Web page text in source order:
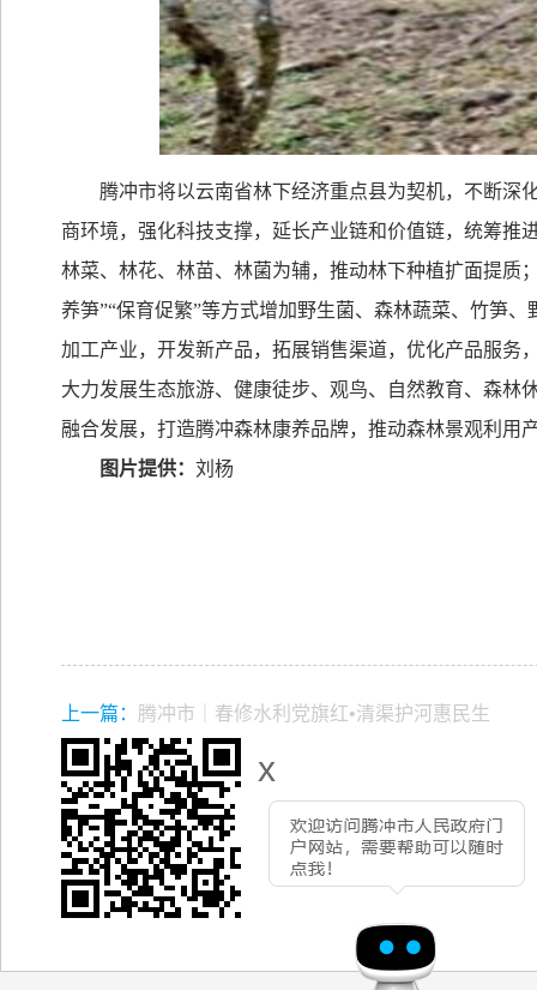
x
腾冲市将以云南省林下经济重点县为契机，不断深
商环境，强化科技支撑，延长产业链和价值链，统筹推
林菜、林花、林苗、林菌为辅，推动林下种植扩面提质
养笋”“保育促繁”等方式增加野生菌、森林蔬菜、竹笋
加工产业，开发新产品，拓展销售渠道，优化产品服务
大力发展生态旅游、健康徒步、观鸟、自然教育、森林
融合发展，打造腾冲森林康养品牌，推动森林景观利用
图片提供： 刘杨
上一篇： 腾冲市｜春修水利党旗红•清渠护河惠民生